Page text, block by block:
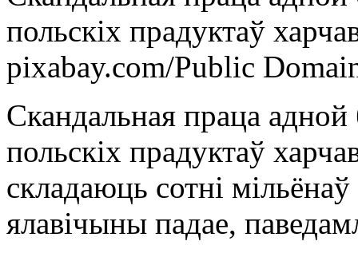
польскіх прадуктаў
pixabay.com/Public
Скандальная праца
польскіх прадуктаў
складаюць сотні
ялавічыны падае,